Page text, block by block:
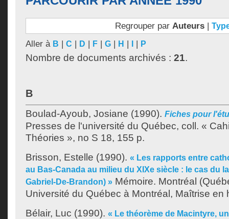
Regrouper par Auteurs|
Aller à B | C | D | F | G | H | | P
Nombre de documents archivés : 21.
B
Boulad-Ayoub, Josiane (1990). Fiches pour
Presses de l'université du Québec, coll. «
Théories », no S 18, 155 p.
Brisson, Estelle (1990). « Les rapports entre
au Bas-Canada au milieu du XIXe siècle : le cas du
Gabriel-De-Brandon) » Mémoire. Montréal
Université du Québec à Montréal, Maîtrise en
Bélair, Luc (1990). « Le théorème de Macintyre,